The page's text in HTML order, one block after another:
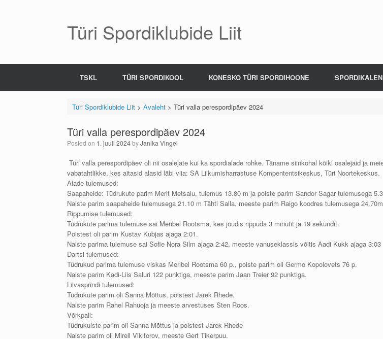
Türi Spordiklubide Liit
TSKL TÜRI SPORDIKOOL KONESKO TÜRI SPORDIHOONE
Türi Spordiklubide Liit> Avaleht> Türi valla perespordipäev 2024
Türi valla perespordipäev 2024
Posted on 1. juuli 2024byJanika Vingel
Türi valla perespordipäev oli nii osalejate kui ka spordialade rohke. Täname siinkohal kõiki osalejaid ja
vabatahtlikke, kes aitasid alasid läbi viia: SA Liikumisharrastuse Kompententsikeskus, Türi Noortekeskus.
Alade tulemused:
Saapaheide: Tüdrukute parim Merit Metsalu, tulemus 13.80 m ja poiste parim Sandor Sagar tulemusega
Naiste parim saapaheide tulemusega 21.10 m Tähti Salla, meeste parim Raigo koodres tulemusega
Rippumise tulemused:
Tüdrukute parima tulemuse sai Meribel Rootsma, kes jõudis rippuda 3 minutit ja 19 sekundit.
Poistest oli parim Kustav Kubjas ajaga 2:01.
Naiste parima tulemuse sai Sofie Nora Silm ajaga 2:42, meeste vanuseklassis võitis Aadi Kukk ajaga 3:03
Dartsi tulemused:
Tüdrukud parima tulemuse viskas Meribel Rootsma 60 p., poiste parim oli Germo Kopolovets 76 p.
Naiste parim Kadi-Liis Saluri 122 punktiga, meeste parim Jaan Treier 92 punktiga.
Liivasprindi tulemused:
Tüdrukute parim oli Sanna Mõttus, poistest Jarek Rhede.
Naiste parim Rahel Rahuoja ja meeste arvestuses Sten Roos.
Võrkpall:
Tüdrukuiste parim oli Sanna Mõttus ja poistest Jarek Rhede
Naiste parim oli Mirell Vikiforov, meeste Gert Tikerpuu.